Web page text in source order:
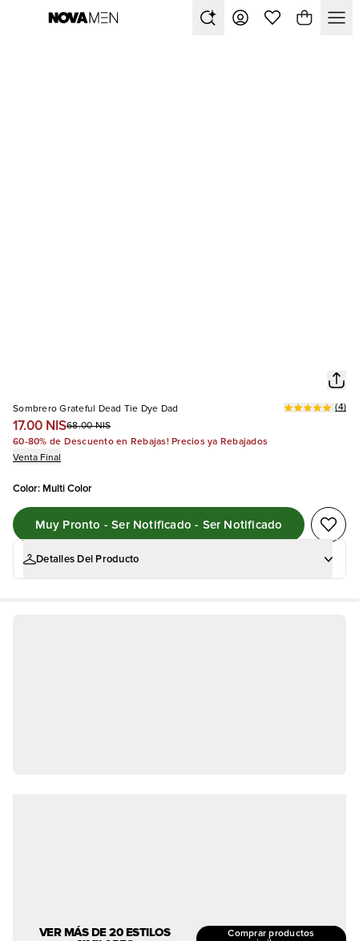
Sombrero Grateful Dead Tie Dye Dad
17.00 NIS68.00 NIS
(4)
60-80% de Descuento en Rebajas! Precios ya Rebajados
Venta Final
Color: Multi Color
Muy Pronto - Ser Notificado - Ser Notificado
Detalles Del Producto
VER MÁS DE 20 ESTILOS
Comprar productos